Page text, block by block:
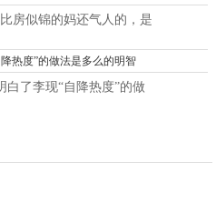
房似锦的妈还气人的，是
白了李现“自降热度”的做